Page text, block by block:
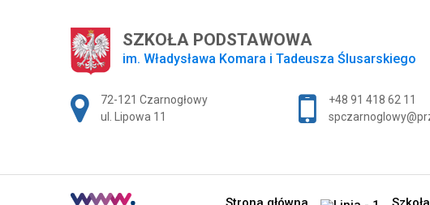
SZKOŁA PODSTAWOWA
im. Władysława Komara i Tadeusza Ślusarskiego
Adres pocztowy:
72-121 Czarnogłowy
ul. Lipowa 11
+48 91 418 62 11